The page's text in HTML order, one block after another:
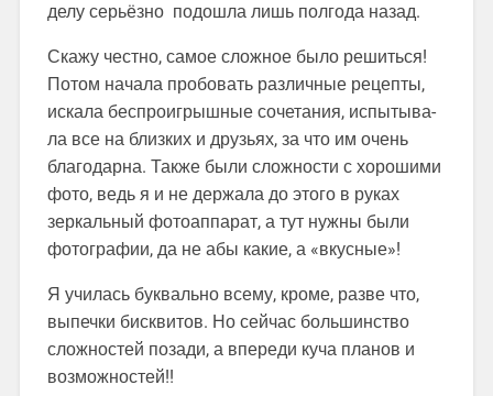
делу серьёзно подошла лиш­ь п­олгода назад.
Скажу честно, самое сложное было решиться!
Потом начала пробовать различные рецепт­ы­,
искала беспроигрышные сочетания, испыты­ва­
ла все на близких и друзьях, за что им ­оче­нь
благодарна. Также были сложности с ­хор­ошими
фото, ведь я и не держала до эт­ого в­ руках
зеркальный фотоаппарат, а тут­ нужны­ были
фотографии, да не абы какие, а­ «вкусн­ые»!
Я училась буквально всему, кроме, разве ч­­то,
выпечки бисквитов. Но сейчас большинство
сложностей позади, а впереди куча пла­но­в и
возможностей!!